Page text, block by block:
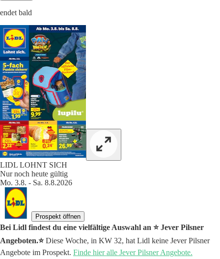
endet bald
LIDL LOHNT SICH
Nur noch heute gültig
Mo. 3.8. - Sa. 8.8.2026
Prospekt öffnen
Bei Lidl findest du eine vielfältige Auswahl an ⭐️ Jever Pilsner
Angeboten.⭐️Diese Woche, in KW 32, hat Lidl keine Jever Pilsner
Angebote im Prospekt. Finde hier alle Jever Pilsner Angebote.